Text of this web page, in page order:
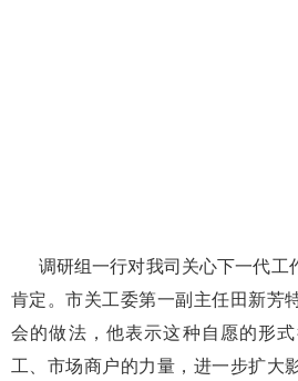
调研组一行对我司关心下一代工
肯定。市关工委第一副主任田新芳
会的做法，他表示这种自愿的形
工、市场商户的力量，进一步扩大